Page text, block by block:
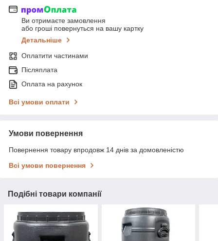
Ви отримаєте замовлення
або гроші повернуться на вашу картку
Детальніше
Оплатити частинами
Післяплата
Оплата на рахунок
Всі умови оплати
Умови повернення
Повернення товару впродовж 14 днів за домовленістю
Всі умови повернення
Подібні товари компанії